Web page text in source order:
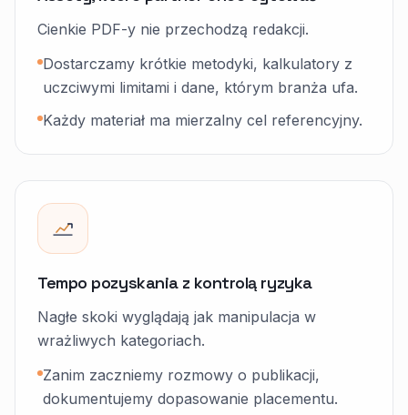
Cienkie PDF-y nie przechodzą redakcji.
Dostarczamy krótkie metodyki, kalkulatory z
uczciwymi limitami i dane, którym branża ufa.
Każdy materiał ma mierzalny cel referencyjny.
Tempo pozyskania z kontrolą ryzyka
Nagłe skoki wyglądają jak manipulacja w
wrażliwych kategoriach.
Zanim zaczniemy rozmowy o publikacji,
dokumentujemy dopasowanie placementu.